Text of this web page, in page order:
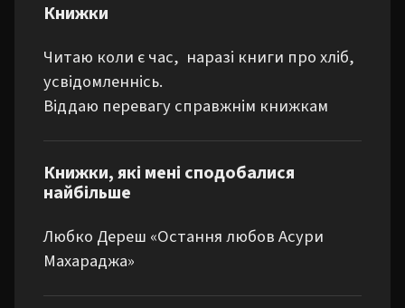
Книжки
Читаю коли є час,  наразі книги про хліб,
усвідомленнісь.
Віддаю перевагу справжнім книжкам
Книжки, які мені сподобалися
найбільше
Любко Дереш «Остання любов Асури
Махараджа»